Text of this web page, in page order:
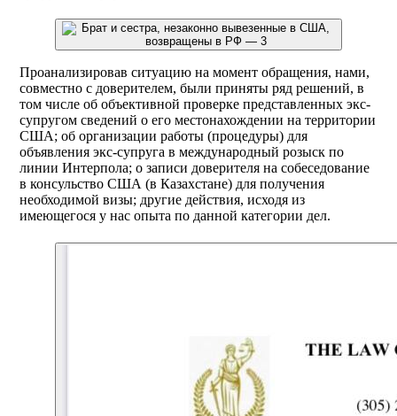
Проанализировав ситуацию на момент обращения, нами,
совместно с доверителем, были приняты ряд решений, в
том числе об объективной проверке представленных экс-
супругом сведений о его местонахождении на территории
США; об организации работы (процедуры) для
объявления экс-супруга в международный розыск по
линии Интерпола; о записи доверителя на собеседование
в консульство США (в Казахстане) для получения
необходимой визы; другие действия, исходя из
имеющегося у нас опыта по данной категории дел.